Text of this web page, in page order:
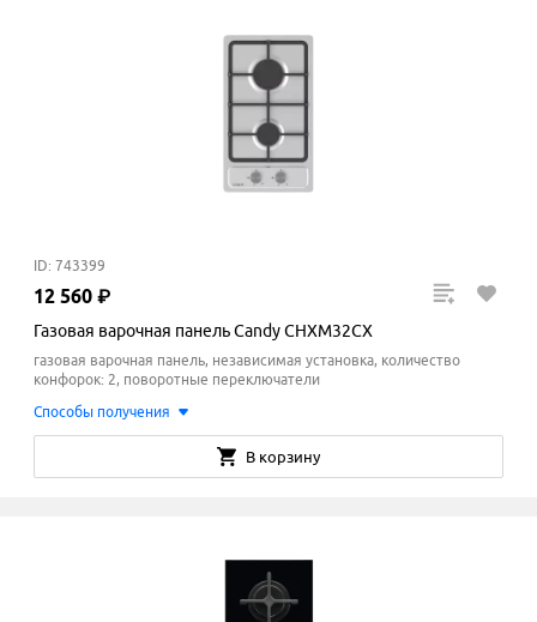
ID: 743399
12 560 ₽
Газовая варочная панель Candy CHXM32CX
газовая варочная панель, независимая установка, количество
конфорок: 2, поворотные переключатели
Способы получения
В корзину